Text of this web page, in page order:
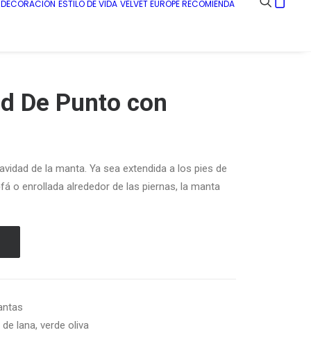
ESTILO DE VIDA VELVET EUROPE RECOMIENDA
De Punto con
de la manta. Ya sea extendida a los pies de
o enrollada alrededor de las piernas, la manta
lana, verde oliva